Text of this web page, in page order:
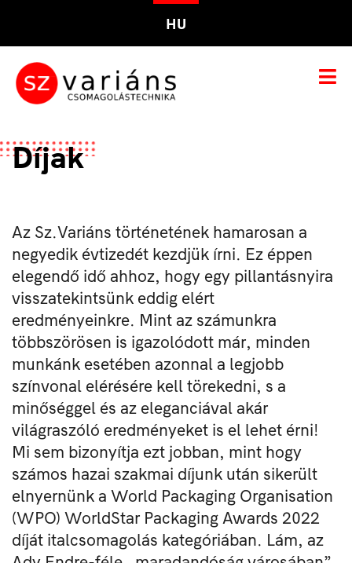
HU
Díjak
Az Sz.Variáns történetének hamarosan a
negyedik évtizedét kezdjük írni. Ez éppen
elegendő idő ahhoz, hogy egy pillantásnyira
visszatekintsünk eddig elért
eredményeinkre. Mint az számunkra
többszörösen is igazolódott már, minden
munkánk esetében azonnal a legjobb
színvonal elérésére kell törekedni, s a
minőséggel és az eleganciával akár
világraszóló eredményeket is el lehet érni!
Mi sem bizonyítja ezt jobban, mint hogy
számos hazai szakmai díjunk után sikerült
elnyernünk a World Packaging Organisation
(WPO) WorldStar Packaging Awards 2022
díját italcsomagolás kategóriában. Lám, az